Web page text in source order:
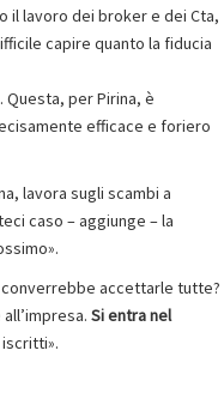
il lavoro dei broker e dei Cta,
capire quanto la fiducia
per Pirina, è
efficace e foriero
lavora sugli scambi a
caso – aggiunge – la
converrebbe accettarle tutte?
Si entra nel
iscritti».